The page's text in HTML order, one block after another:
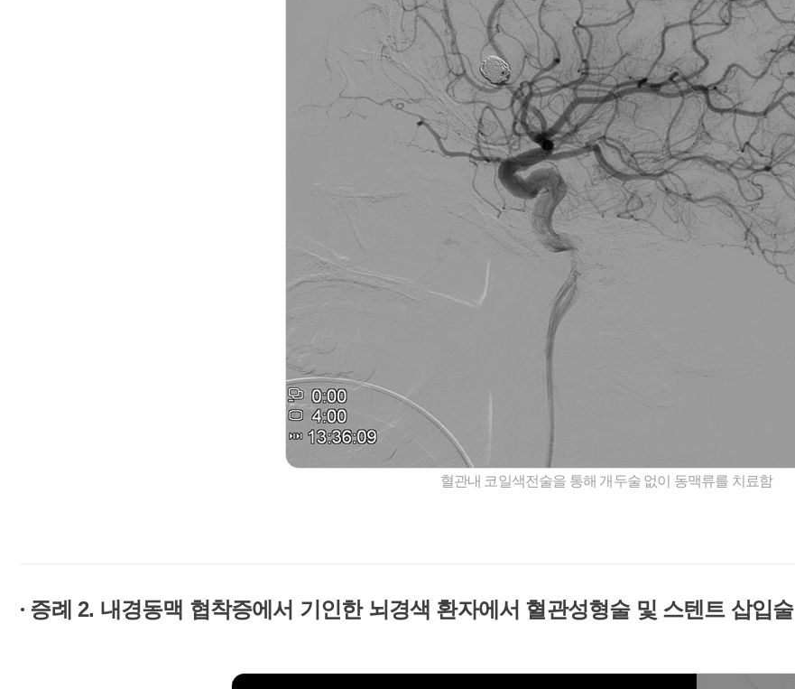
혈관내 코일색전술을 통해 개두술 없이 동맥류를 치료함
● 증례 2. 내경동맥 협착증에서 기인한 뇌경색 환자에서 혈관성형술 및 스텐트 삽입술